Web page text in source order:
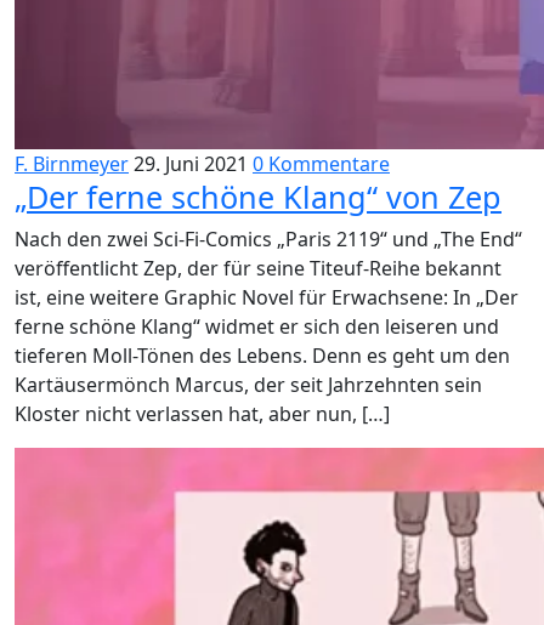
F. Birnmeyer29. Juni 2021 0 Kommentare
„Der ferne schöne Klang“ von Zep
Nach den zwei Sci-Fi-Comics „Paris 2119“ und „The End“
veröffentlicht Zep, der für seine Titeuf-Reihe bekannt
ist, eine weitere Graphic Novel für Erwachsene: In „Der
ferne schöne Klang“ widmet er sich den leiseren und
tieferen Moll-Tönen des Lebens. Denn es geht um den
Kartäusermönch Marcus, der seit Jahrzehnten sein
Kloster nicht verlassen hat, aber nun, […]